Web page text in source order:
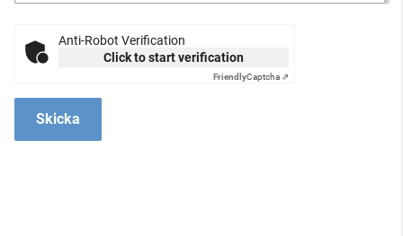
Anti-Robot Verification
Click to start verification
FriendlyCaptcha ⇗
Skicka